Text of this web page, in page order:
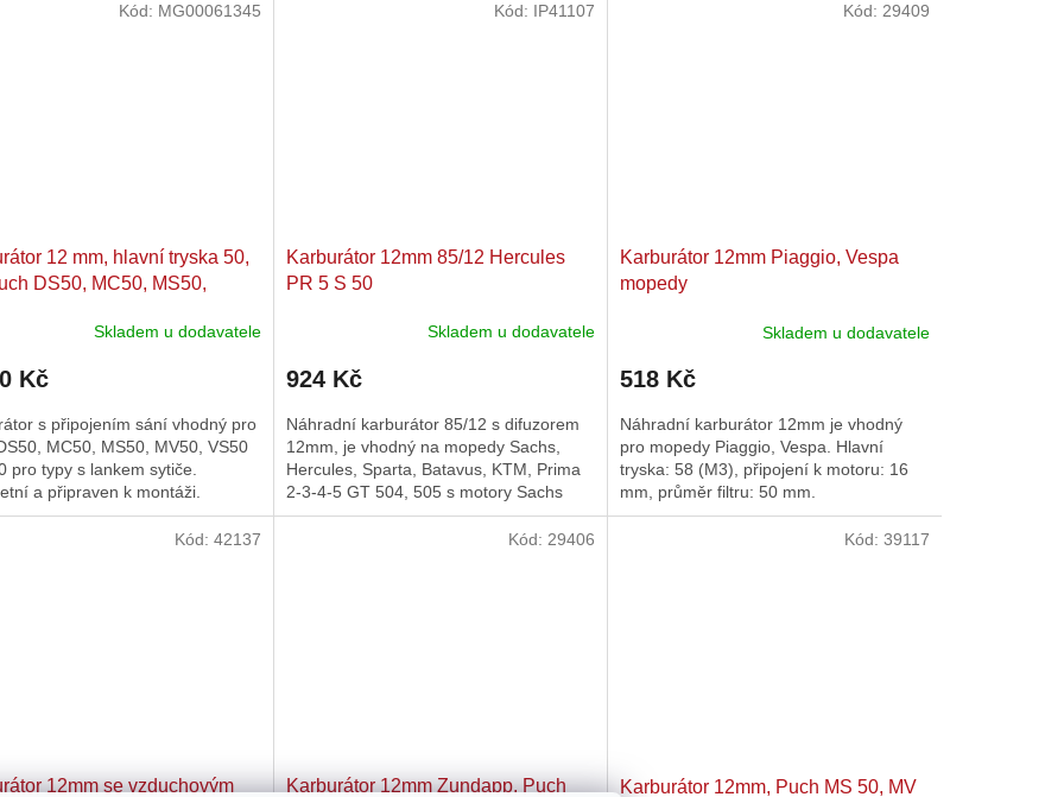
12 mm, hlavní tryska 50,
DS50, MC50, MS50,
Skladem u dodavatele
Kč
s připojením sání vhodný pro
MC50, MS50, MV50, VS50
pro typy s lankem sytiče.
a připraven k montáži.
Kód: MG00061345
Karburátor 12mm 85/12 Hercules
PR 5 S 50
Skladem u dodavatele
924 Kč
Náhradní karburátor 85/12 s difuzorem
12mm, je vhodný na mopedy Sachs,
Hercules, Sparta, Batavus, KTM, Prima
2-3-4-5 GT 504, 505 s motory Sachs
504 a 505. Hlavní tryska...
Kód: IP41107
Karburátor 12mm Piaggio, Vespa
mopedy
Skladem u dodavatele
518 Kč
Náhradní karburátor 12mm je vhodný
pro mopedy Piaggio, Vespa. Hlavní
tryska: 58 (M3), připojení k motoru: 16
mm, průměr filtru: 50 mm.
Kód: 29409
12mm se vzduchovým
Kód: 42137
Karburátor 12mm Zundapp, Puch
Kód: 29406
Karburátor 12mm, Puch MS 50, MV
Kód: 39117